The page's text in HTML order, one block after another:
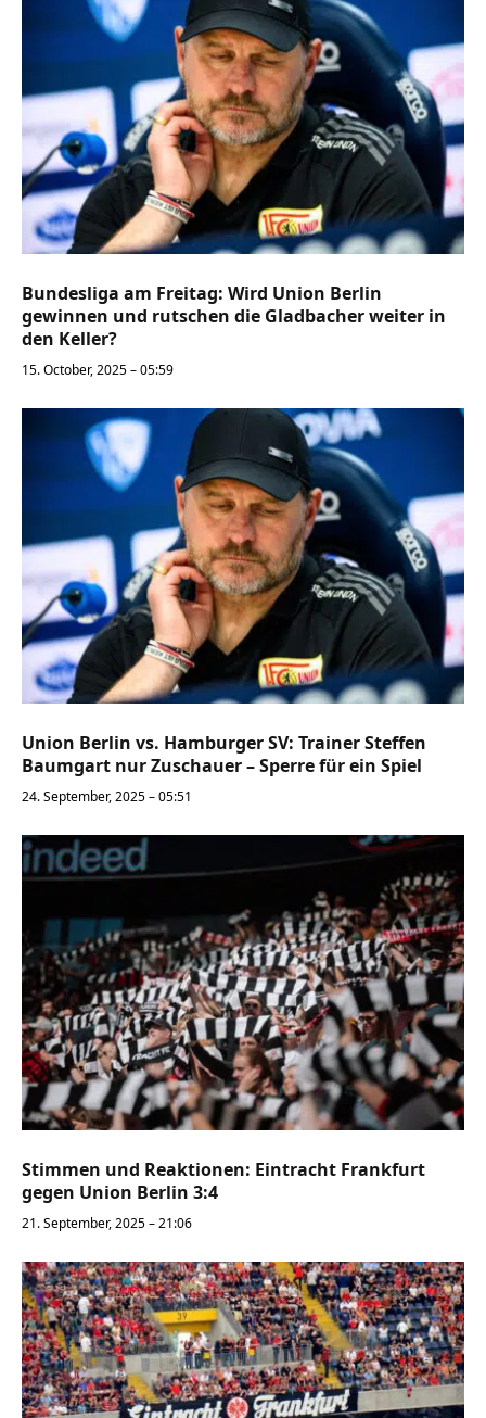
Bundesliga am Freitag: Wird Union Berlin
gewinnen und rutschen die Gladbacher weiter in
den Keller?
15. October, 2025 – 05:59
Union Berlin vs. Hamburger SV: Trainer Steffen
Baumgart nur Zuschauer – Sperre für ein Spiel
24. September, 2025 – 05:51
Stimmen und Reaktionen: Eintracht Frankfurt
gegen Union Berlin 3:4
21. September, 2025 – 21:06